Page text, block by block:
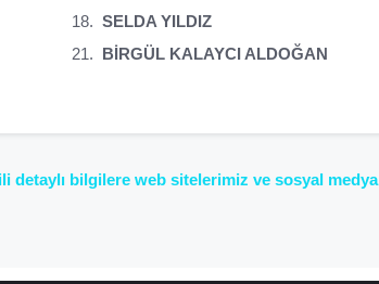
SELDA YILDIZ
BİRGÜL KALAYCI ALDOĞAN
detaylı bilgilere web sitelerimiz ve sosyal medya